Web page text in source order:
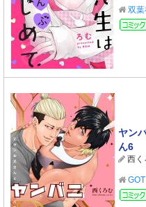
双葉
ヤン
ん6
西く